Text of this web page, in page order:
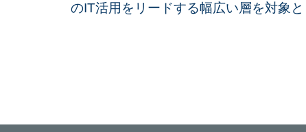
のIT活用をリードする幅広い層を対象と